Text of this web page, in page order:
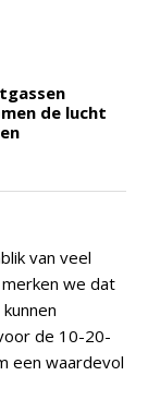
de lucht
van veel
we dat
de 10-20-
een waardevol